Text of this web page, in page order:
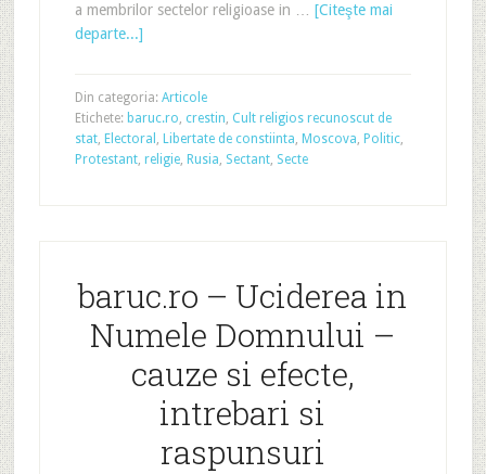
a membrilor sectelor religioase in … [Citeşte mai
departe...]
Din categoria: Articole
Etichete: baruc.ro, crestin, Cult religios recunoscut de
stat, Electoral , Libertate de constiinta, Moscova, Politic,
Protestant, religie, Rusia, Sectant, Secte
baruc.ro – Uciderea in
Numele Domnului –
cauze si efecte,
intrebari si
raspunsuri